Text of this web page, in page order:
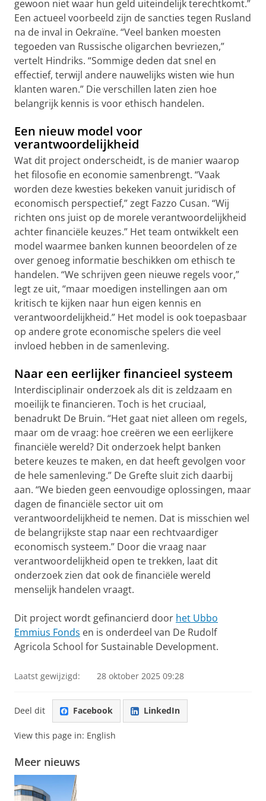
gewoon niet waar hun geld uiteindelijk terechtkomt.”
Een actueel voorbeeld zijn de sancties tegen Rusland
na de inval in Oekraïne. “Veel banken moesten
tegoeden van Russische oligarchen bevriezen,”
vertelt Hindriks. “Sommige deden dat snel en
effectief, terwijl andere nauwelijks wisten wie hun
klanten waren.” Die verschillen laten zien hoe
belangrijk kennis is voor ethisch handelen.
Een nieuw model voor
verantwoordelijkheid
Wat dit project onderscheidt, is de manier waarop
het filosofie en economie samenbrengt. “Vaak
worden deze kwesties bekeken vanuit juridisch of
economisch perspectief,” zegt Fazzo Cusan. “Wij
richten ons juist op de morele verantwoordelijkheid
achter financiële keuzes.” Het team ontwikkelt een
model waarmee banken kunnen beoordelen of ze
over genoeg informatie beschikken om ethisch te
handelen. “We schrijven geen nieuwe regels voor,”
legt ze uit, “maar moedigen instellingen aan om
kritisch te kijken naar hun eigen kennis en
verantwoordelijkheid.” Het model is ook toepasbaar
op andere grote economische spelers die veel
invloed hebben in de samenleving.
Naar een eerlijker financieel systeem
Interdisciplinair onderzoek als dit is zeldzaam en
moeilijk te financieren. Toch is het cruciaal,
benadrukt De Bruin. “Het gaat niet alleen om regels,
maar om de vraag: hoe creëren we een eerlijkere
financiële wereld? Dit onderzoek helpt banken
betere keuzes te maken, en dat heeft gevolgen voor
de hele samenleving.” De Grefte sluit zich daarbij
aan. “We bieden geen eenvoudige oplossingen, maar
dagen de financiële sector uit om
verantwoordelijkheid te nemen. Dat is misschien wel
de belangrijkste stap naar een rechtvaardiger
economisch systeem.” Door die vraag naar
verantwoordelijkheid open te trekken, laat dit
onderzoek zien dat ook de financiële wereld
menselijk handelen vraagt.
Dit project wordt gefinancierd door het Ubbo
Emmius Fonds en is onderdeel van De Rudolf
Agricola School for Sustainable Development.
Laatst gewijzigd: 28 oktober 2025 09:28
Deel dit Facebook LinkedIn
View this page in: English
Meer nieuws